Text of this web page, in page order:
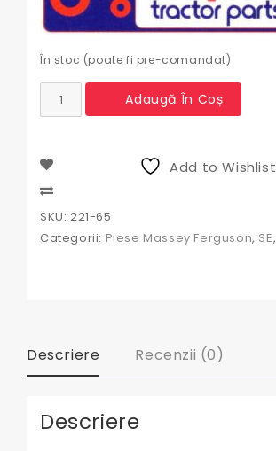
În stoc (poate fi pre-comandat)
Cantitate
Disc
Ferguson
Adaugă În Coș
Add to Wishlist
SKU: 221-65
Categorii: Piese Massey Ferguson, SE,
Descriere Recenzii (0)
Descriere